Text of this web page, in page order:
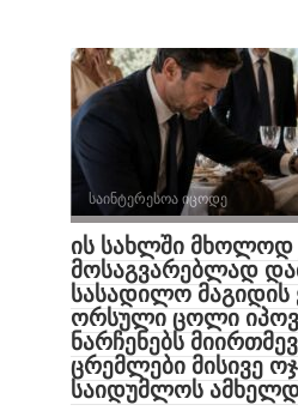
საინტერესოა იცოდე
ის სახლში მხოლოდ
მოსაგვარებლად
სასადილო მაგიდის
ორსული ცოლი
ნარჩენებს
ცრემლები მისივე
საიდუმლოს